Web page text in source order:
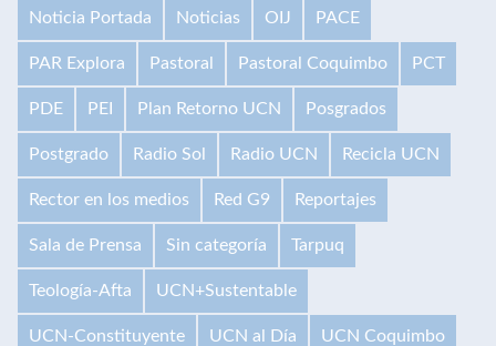
Noticia Portada Noticias OIJ PACE
PAR Explora Pastoral Pastoral Coquimbo PCT
PDE PEI Plan Retorno UCN Posgrados
Postgrado Radio Sol Radio UCN Recicla UCN
Rector en los medios Red G9 Reportajes
Sala de Prensa Sin categoría Tarpuq
Teología-Afta UCN+Sustentable
UCN-Constituyente UCN al Día UCN Coquimbo